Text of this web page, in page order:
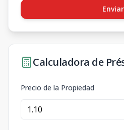
Enviar
Calculadora de
Precio de la Propiedad